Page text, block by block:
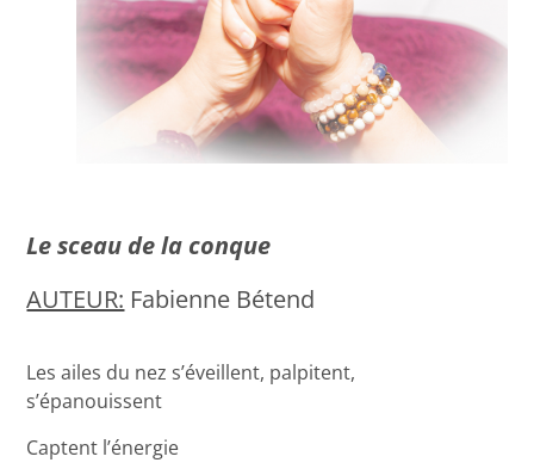
Le sceau de la conque
AUTEUR: Fabienne Bétend
Les ailes du nez s’éveillent, palpitent,
s’épanouissent
Captent l’énergie